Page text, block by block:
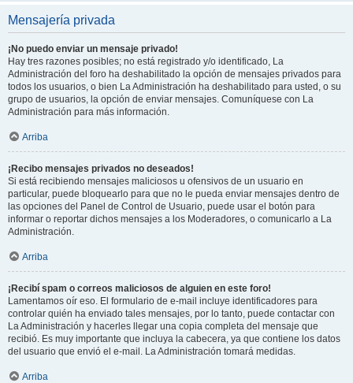
Mensajería privada
¡No puedo enviar un mensaje privado!
Hay tres razones posibles; no está registrado y/o identificado, La
Administración del foro ha deshabilitado la opción de mensajes privados para
todos los usuarios, o bien La Administración ha deshabilitado para usted, o su
grupo de usuarios, la opción de enviar mensajes. Comuníquese con La
Administración para más información.
Arriba
¡Recibo mensajes privados no deseados!
Si está recibiendo mensajes maliciosos u ofensivos de un usuario en
particular, puede bloquearlo para que no le pueda enviar mensajes dentro de
las opciones del Panel de Control de Usuario, puede usar el botón para
informar o reportar dichos mensajes a los Moderadores, o comunicarlo a La
Administración.
Arriba
¡Recibí spam o correos maliciosos de alguien en este foro!
Lamentamos oír eso. El formulario de e-mail incluye identificadores para
controlar quién ha enviado tales mensajes, por lo tanto, puede contactar con
La Administración y hacerles llegar una copia completa del mensaje que
recibió. Es muy importante que incluya la cabecera, ya que contiene los datos
del usuario que envió el e-mail. La Administración tomará medidas.
Arriba